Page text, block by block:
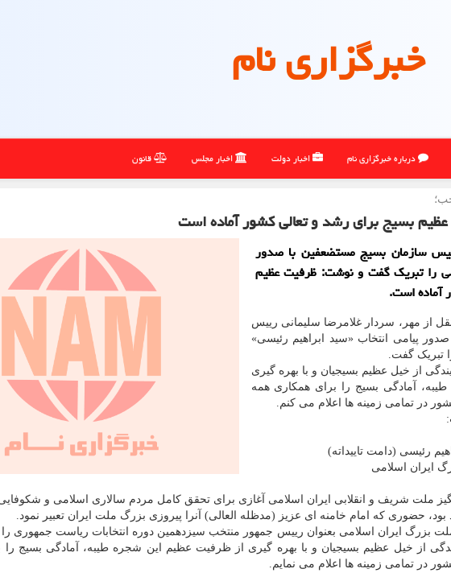
خبرگزاری نام
درباره خبرگزاری نام اخبار دولت اخبار مجلس قانون
بسیج برای رشد و تعالی كشور آماده است
سازمان بسیج مستضعفین با صدور
را تبریک گفت و نوشت: ظرفیت عظیم
آماده است.
از مهر، سردار غلامرضا سلیمانی رییس
پیامی انتخاب «سید ابراهیم رئیسی»
تبریک گفت.
از خیل عظیم بسیجیان و با بهره گیری
آمادگی بسیج را برای همکاری همه
در تمامی زمینه ها اعلام می کنم.
رئیسی (دامت تاییداته)
ایران اسلامی
ملت شریف و انقلابی ایران اسلامی آغازی برای تحقق کامل مردم سالاری اسلامی و
حضوری که امام خامنه ای عزیز (مدظله العالی) آنرا پیروزی بزرگ ملت ایران تعبیر نمود.
بزرگ ایران اسلامی بعنوان رییس جمهور منتخب سیزدهمین دوره انتخابات ریاست جمهوری
از خیل عظیم بسیجیان و با بهره گیری از ظرفیت عظیم این شجره طیبه، آمادگی بسیج را
در تمامی زمینه ها اعلام می نمایم.